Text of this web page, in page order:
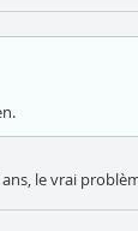
le vrai